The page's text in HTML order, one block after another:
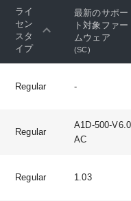
ライ
セン
スタ
イプ
最新のサポー
ト対象ファー
ムウェア
(SC)
Regular -
Regular
A1D-500-
AC
Regular 1.03